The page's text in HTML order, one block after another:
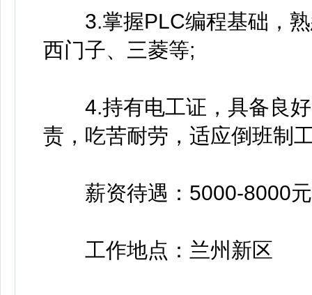
3.掌握PLC编程基础，熟
西门子、三菱等;
4.持有电工证，具备良好
责，吃苦耐劳，适应倒班制
薪资待遇：5000-8000
工作地点：兰州新区